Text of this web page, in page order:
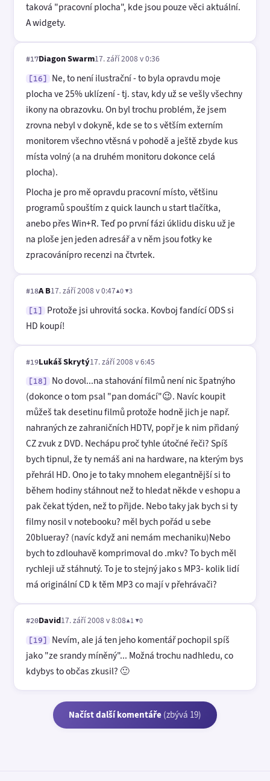
taková "pracovní plocha", kde jsou pouze věci aktuální.
A widgety.
#17Diagon Swarm17. září 2008 v 0:36
[16]
Ne, to není ilustrační - to byla opravdu moje
plocha ve 25% uklízení - tj. stav, kdy už se vešly všechny
ikony na obrazovku. On byl trochu problém, že jsem
zrovna nebyl v dokyně, kde se to s větším externím
monitorem všechno vtěsná v pohodě a ještě zbyde kus
místa volný (a na druhém monitoru dokonce celá
plocha).
Plocha je pro mě opravdu pracovní místo, většinu
programů spouštím z quick launch u start tlačítka,
anebo přes Win+R. Teď po první fázi úklidu disku už je
na ploše jen jeden adresář a v něm jsou fotky ke
zpracovánípro recenzi na čtvrtek.
#18A B17. září 2008 v 0:47▲0 ▼3
[1]
Protože jsi uhrovitá socka. Kovboj fandící ODS si
HD koupí!
#19Lukáš Skrytý17. září 2008 v 6:45
[18]
No dovol...na stahování filmů není nic špatnýho
(dokonce o tom psal "pan domácí"😉. Navíc koupit
můžeš tak desetinu filmů protože hodně jich je např.
nahraných ze zahraničních HDTV, popř je k nim přidaný
CZ zvuk z DVD. Nechápu proč tyhle útočné řeči? Spíš
bych tipnul, že ty nemáš ani na hardware, na kterým bys
přehrál HD. Ono je to taky mnohem elegantnější si to
během hodiny stáhnout než to hledat někde v eshopu a
pak čekat týden, než to přijde. Nebo taky jak bych si ty
filmy nosil v notebooku? měl bych pořád u sebe
20blueray? (navíc když ani nemám mechaniku)Nebo
bych to zdlouhavě komprimoval do .mkv? To bych měl
rychleji už stáhnutý. To je to stejný jako s MP3- kolik lidí
má originální CD k těm MP3 co mají v přehrávači?
#20David17. září 2008 v 8:08▲1 ▼0
[19]
Nevím, ale já ten jeho komentář pochopil spíš
jako "ze srandy míněný"... Možná trochu nadhledu, co
kdybys to občas zkusil? 🙂
Načíst další komentáře (zbývá 19)